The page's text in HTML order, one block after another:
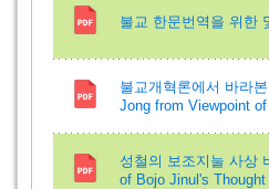
불교 한문번역을 위한
불교개혁론에서 바라
Jong from Viewpoint
성철의 보조지눌 사상
of Bojo Jinul's Thought